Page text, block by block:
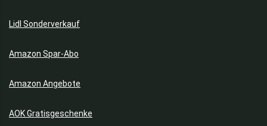
Lidl Sonderverkauf
Amazon Spar-Abo
Amazon Angebote
AOK Gratisgeschenke